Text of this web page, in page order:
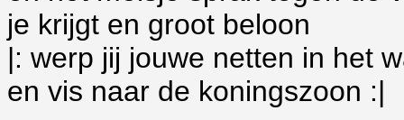
je krijgt en groot beloon
|: werp jij jouwe netten in het
en vis naar de koningszoon :|